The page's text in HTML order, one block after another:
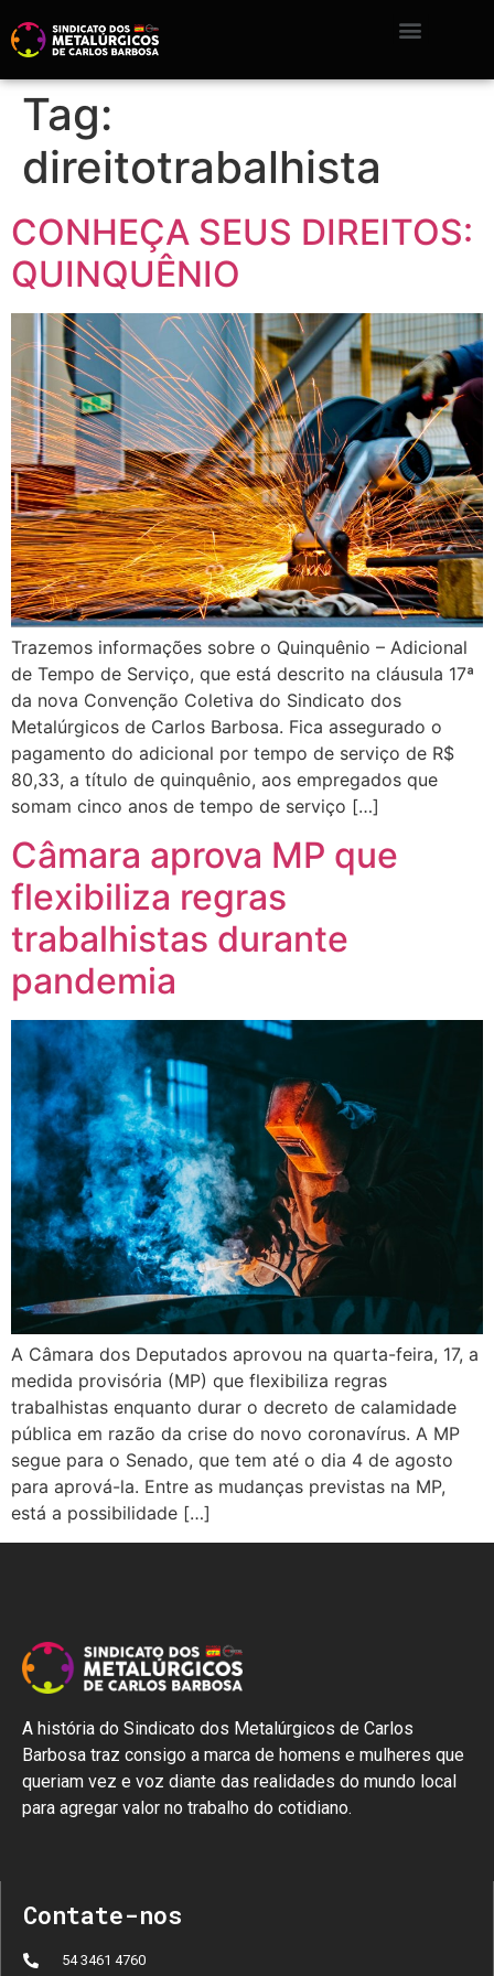
Tag:
direitotrabalhista
CONHEÇA SEUS DIREITOS:
QUINQUÊNIO
Trazemos informações sobre o Quinquênio – Adicional
de Tempo de Serviço, que está descrito na cláusula 17ª
da nova Convenção Coletiva do Sindicato dos
Metalúrgicos de Carlos Barbosa. Fica assegurado o
pagamento do adicional por tempo de serviço de R$
80,33, a título de quinquênio, aos empregados que
somam cinco anos de tempo de serviço […]
Câmara aprova MP que
flexibiliza regras
trabalhistas durante
pandemia
A Câmara dos Deputados aprovou na quarta-feira, 17, a
medida provisória (MP) que flexibiliza regras
trabalhistas enquanto durar o decreto de calamidade
pública em razão da crise do novo coronavírus.​ A MP
segue para o Senado, que tem até o dia 4 de agosto
para aprová-la. Entre as mudanças previstas na MP,
está a possibilidade […]
A história do Sindicato dos Metalúrgicos de Carlos
Barbosa traz consigo a marca de homens e mulheres que
queriam vez e voz diante das realidades do mundo local
para agregar valor no trabalho do cotidiano.
Contate-nos
54 3461 4760